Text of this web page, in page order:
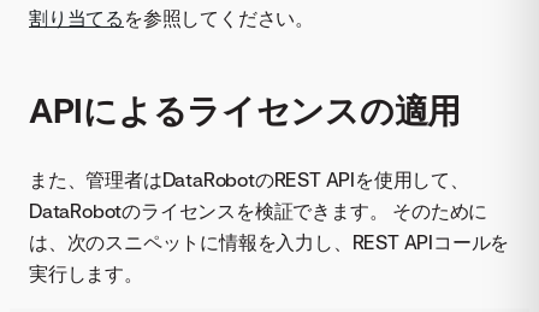
割り当てる を参照してください。
APIによるライセンスの適用
また、管理者はDataRobotのREST APIを使用して、
DataRobotのライセンスを検証できます。 そのために
は、次のスニペットに情報を入力し、REST APIコールを
実行します。